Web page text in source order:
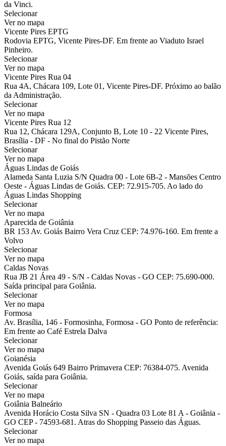
da Vinci.
Selecionar
Ver no mapa
Vicente Pires EPTG
Rodovia EPTG, Vicente Pires-DF. Em frente ao Viaduto Israel
Pinheiro.
Selecionar
Ver no mapa
Vicente Pires Rua 04
Rua 4A, Chácara 109, Lote 01, Vicente Pires-DF. Próximo ao balão
da Administração.
Selecionar
Ver no mapa
Vicente Pires Rua 12
Rua 12, Chácara 129A, Conjunto B, Lote 10 - 22 Vicente Pires,
Brasília - DF - No final do Pistão Norte
Selecionar
Ver no mapa
Águas Lindas de Goiás
Alameda Santa Luzia S/N Quadra 00 - Lote 6B-2 - Mansões Centro
Oeste - Águas Lindas de Goiás. CEP: 72.915-705. Ao lado do
Águas Lindas Shopping
Selecionar
Ver no mapa
Aparecida de Goiânia
BR 153 Av. Goiás Bairro Vera Cruz CEP: 74.976-160. Em frente a
Volvo
Selecionar
Ver no mapa
Caldas Novas
Rua JB 21 Área 49 - S/N - Caldas Novas - GO CEP: 75.690-000.
Saída principal para Goiânia.
Selecionar
Ver no mapa
Formosa
Av. Brasília, 146 - Formosinha, Formosa - GO Ponto de referência:
Em frente ao Café Estrela Dalva
Selecionar
Ver no mapa
Goianésia
Avenida Goiás 649 Bairro Primavera CEP: 76384-075. Avenida
Goiás, saída para Goiânia.
Selecionar
Ver no mapa
Goiânia Balneário
Avenida Horácio Costa Silva SN - Quadra 03 Lote 81 A - Goiânia -
GO CEP - 74593-681. Atras do Shopping Passeio das Águas.
Selecionar
Ver no mapa